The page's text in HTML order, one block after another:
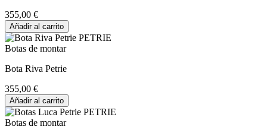
355,00 €
Añadir al carrito
Botas de montar
Bota Riva Petrie
355,00 €
Añadir al carrito
Botas de montar